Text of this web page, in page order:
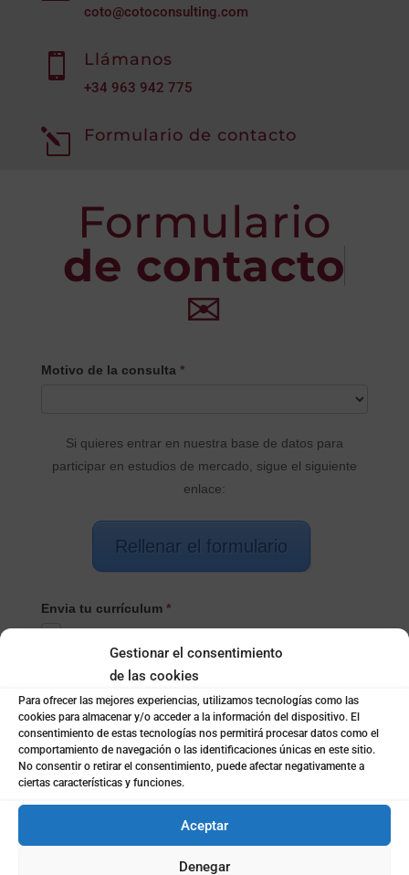
Gestionar el consentimiento
de las cookies
Para ofrecer las mejores experiencias, utilizamos tecnologías como las
cookies para almacenar y/o acceder a la información del dispositivo. El
consentimiento de estas tecnologías nos permitirá procesar datos como el
comportamiento de navegación o las identificaciones únicas en este sitio.
No consentir o retirar el consentimiento, puede afectar negativamente a
ciertas características y funciones.
Aceptar
Denegar
coto@cotoconsulting.com
 Llámanos
+34 963 942 775
l Formulario de contacto
Formulario
de contacto
✉
CONTACTO
Motivo de la consulta *
Si quieres entrar en nuestra base de datos para
participar en estudios de mercado, sigue el siguiente
enlace:
Rellenar el formulario
Envia tu currículum *
Indica el motivo
Selecciona el Producto/Servicio*